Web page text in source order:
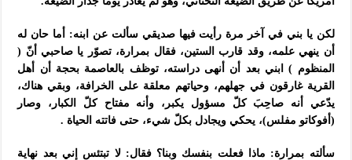
لكن يا بني في آخر مرة رأيت فيها صديقي سألت عن ابنه: أما حان له
أن ينهي علمه، وقد قارب الستين، فقال بمرارة، تصوّر يا صاحبي أنّ (
المنظوم ) ابني بعد أن أنهى دراسته، توظف بالعاصمة بحجة أن أهل
القرية غارقون في جهلهم، وحياتهم معلقة على الخرافة، وبقي هناك،
يدّعي أنه صاحِبَ كلّ مسؤول يكبر، وأنه مفتاح كلّ الكبار، وصار
(أفوكاتو مفلس)، يحكي ويجادل بكلّ شيء، حتى فاتته الحياة .
سألته بمرارة: ماذا فعلت بنفسك وبنا؟ فقال: لا تبتئس إني بعد نهاية